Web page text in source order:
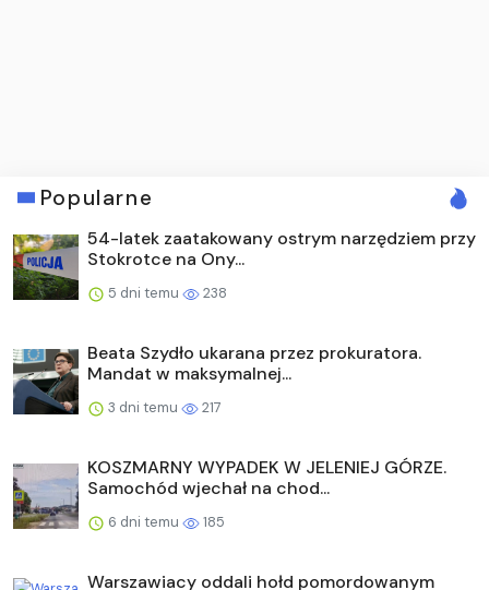
Popularne
54-latek zaatakowany ostrym narzędziem przy
Stokrotce na Ony...
5 dni temu 238
Beata Szydło ukarana przez prokuratora.
Mandat w maksymalnej...
3 dni temu 217
KOSZMARNY WYPADEK W JELENIEJ GÓRZE.
Samochód wjechał na chod...
6 dni temu 185
Warszawiacy oddali hołd pomordowanym